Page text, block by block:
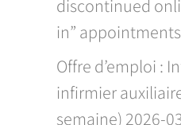
discontinued
in” appointments
Offre d’emploi :
infirmier
semaine) 2026-